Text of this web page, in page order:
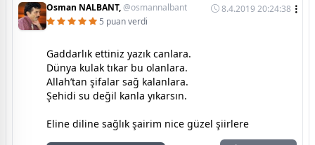
Osman NALBANT,@osmannalbant
8.4.2019 20:24:38
5 puan verdi
Gaddarlık ettiniz yazık canlara.
Dünya kulak tıkar bu olanlara.
Allah’tan şifalar sağ kalanlara.
Şehidi su değil kanla yıkarsın.
Eline diline sağlık şairim nice güzel şiirlere